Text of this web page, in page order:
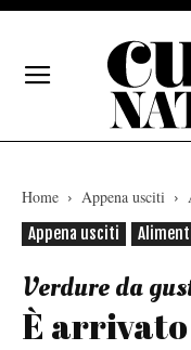
Home Appena usciti
Appena usciti
Verdure da
È